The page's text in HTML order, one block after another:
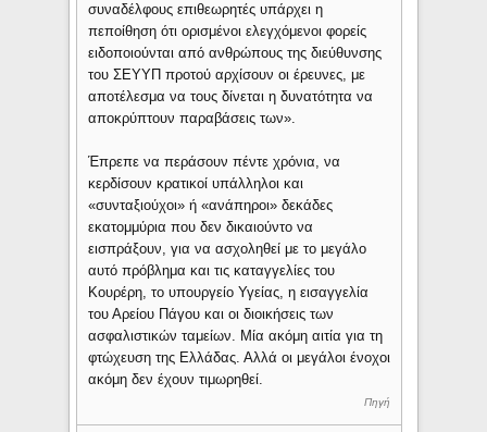
συναδέλφους επιθεωρητές υπάρχει η
πεποίθηση ότι ορισμένοι ελεγχόμενοι φορείς
ειδοποιούνται από ανθρώπους της διεύθυνσης
του ΣΕΥΥΠ προτού αρχίσουν οι έρευνες, με
αποτέλεσμα να τους δίνεται η δυνατότητα να
αποκρύπτουν παραβάσεις των».
Έπρεπε να περάσουν πέντε χρόνια, να
κερδίσουν κρατικοί υπάλληλοι και
«συνταξιούχοι» ή «ανάπηροι» δεκάδες
εκατομμύρια που δεν δικαιούντο να
εισπράξουν, για να ασχοληθεί με το μεγάλο
αυτό πρόβλημα και τις καταγγελίες του
Κουρέρη, το υπουργείο Υγείας, η εισαγγελία
του Αρείου Πάγου και οι διοικήσεις των
ασφαλιστικών ταμείων. Μία ακόμη αιτία για τη
φτώχευση της Ελλάδας. Αλλά οι μεγάλοι ένοχοι
ακόμη δεν έχουν τιμωρηθεί.
Πηγή